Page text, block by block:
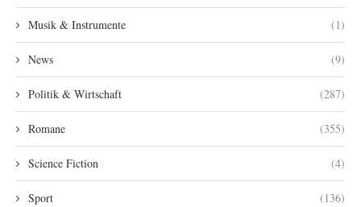
Musik & Instrumente (1)
News (9)
Politik & Wirtschaft (287)
Romane (355)
Science Fiction (4)
Sport (136)